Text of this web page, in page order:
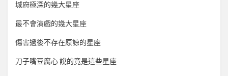
城府極深的幾大星座
最不會演戲的幾大星座
傷害過後不存在原諒的星座
刀子嘴豆腐心 說的竟是這些星座